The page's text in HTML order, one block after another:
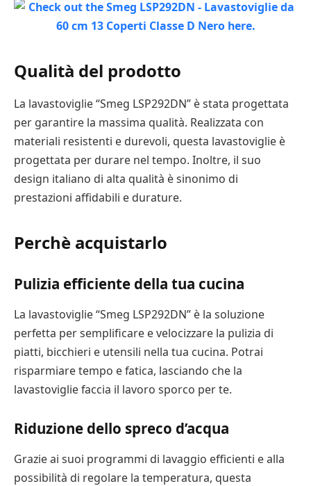
Qualità del prodotto
La lavastoviglie “Smeg LSP292DN” è stata progettata
per garantire la massima qualità. Realizzata con
materiali resistenti e durevoli, questa lavastoviglie è
progettata per durare nel tempo. Inoltre, il suo
design italiano di alta qualità è sinonimo di
prestazioni affidabili e durature.
Perchè acquistarlo
Pulizia efficiente della tua cucina
La lavastoviglie “Smeg LSP292DN” è la soluzione
perfetta per semplificare e velocizzare la pulizia di
piatti, bicchieri e utensili nella tua cucina. Potrai
risparmiare tempo e fatica, lasciando che la
lavastoviglie faccia il lavoro sporco per te.
Riduzione dello spreco d’acqua
Grazie ai suoi programmi di lavaggio efficienti e alla
possibilità di regolare la temperatura, questa